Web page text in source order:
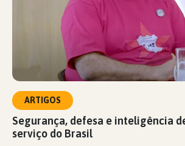
ARTIGOS
Segurança, defesa e inteligência
serviço do Brasil